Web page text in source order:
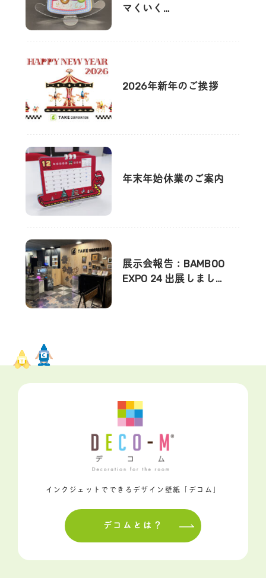
マくいく…
2026年新年のご挨拶
年末年始休業のご案内
展示会報告：BAMBOO
EXPO 24 出展しまし…
インクジェットでできるデザイン壁紙「デコム」
デコムとは？